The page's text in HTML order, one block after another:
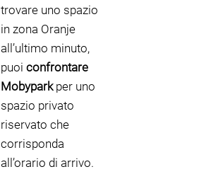
trovare uno spazio
in zona Oranje
all’ultimo minuto,
puoi confrontare
Mobyparkper uno
spazio privato
riservato che
corrisponda
all’orario di arrivo.